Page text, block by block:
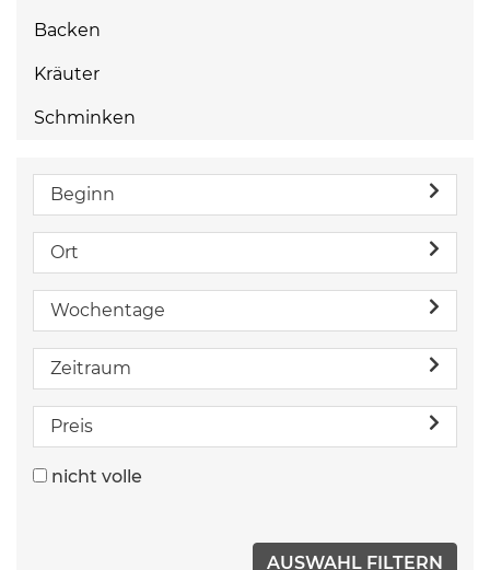
Backen
Kräuter
Schminken
Beginn
Ort
Wochentage
Zeitraum
Preis
nicht volle